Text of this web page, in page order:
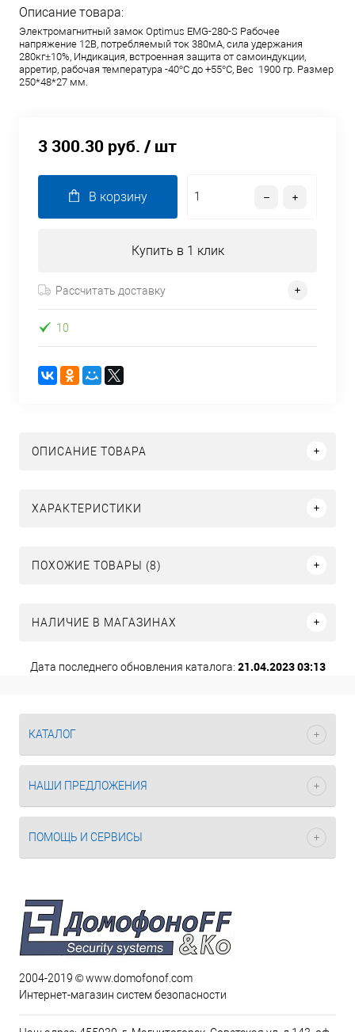
Описание товара:
Электромагнитный замок Optimus EMG-280-S Рабочее
напряжение 12В, потребляемый ток 380мА, cила удержания
280кг±10%, Индикация, встроенная защита от самоиндукции,
арретир, рабочая температура -40°С до +55°С, Вес 1900 гр. Размер
250*48*27 мм.
3 300.30 руб. / шт
В корзину
Купить в 1 клик
Рассчитать доставку
10
ОПИСАНИЕ ТОВАРА
ХАРАКТЕРИСТИКИ
ПОХОЖИЕ ТОВАРЫ (8)
НАЛИЧИЕ В МАГАЗИНАХ
Дата последнего обновления каталога: 21.04.2023 03:13
КАТАЛОГ
НАШИ ПРЕДЛОЖЕНИЯ
ПОМОЩЬ И СЕРВИСЫ
2004-2019 © www.domofonof.com
Интернет-магазин систем безопасности